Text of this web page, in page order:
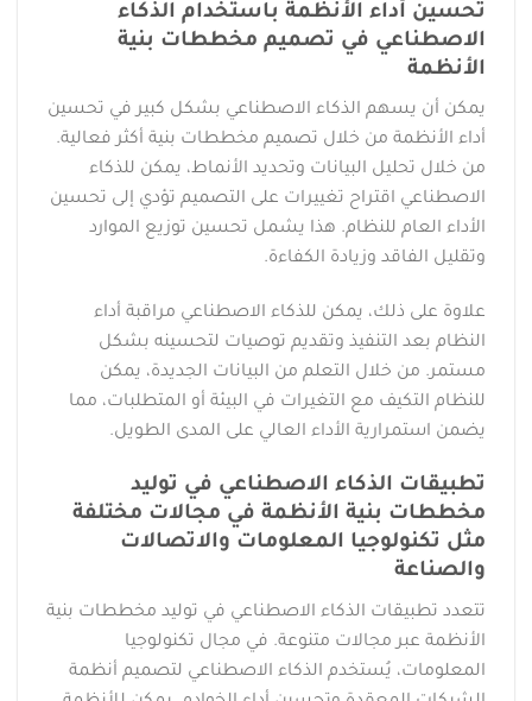
تحسين أداء الأنظمة باستخدام الذكاء
الاصطناعي في تصميم مخططات بنية
الأنظمة
يمكن أن يسهم الذكاء الاصطناعي بشكل كبير في تحسين
أداء الأنظمة من خلال تصميم مخططات بنية أكثر فعالية.
من خلال تحليل البيانات وتحديد الأنماط، يمكن للذكاء
الاصطناعي اقتراح تغييرات على التصميم تؤدي إلى تحسين
الأداء العام للنظام. هذا يشمل تحسين توزيع الموارد
وتقليل الفاقد وزيادة الكفاءة.
علاوة على ذلك، يمكن للذكاء الاصطناعي مراقبة أداء
النظام بعد التنفيذ وتقديم توصيات لتحسينه بشكل
مستمر. من خلال التعلم من البيانات الجديدة، يمكن
للنظام التكيف مع التغيرات في البيئة أو المتطلبات، مما
يضمن استمرارية الأداء العالي على المدى الطويل.
تطبيقات الذكاء الاصطناعي في توليد
مخططات بنية الأنظمة في مجالات مختلفة
مثل تكنولوجيا المعلومات والاتصالات
والصناعة
تتعدد تطبيقات الذكاء الاصطناعي في توليد مخططات بنية
الأنظمة عبر مجالات متنوعة. في مجال تكنولوجيا
المعلومات، يُستخدم الذكاء الاصطناعي لتصميم أنظمة